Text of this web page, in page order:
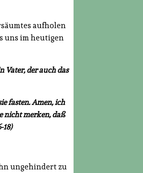
aufholen
uns im heutigen
Vater, der auch das
fasten. Amen, ich
nicht merken, daß
18)
ungehindert zu